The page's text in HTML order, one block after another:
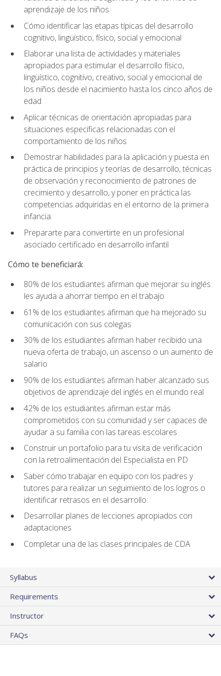
aprendizaje de los niños
Cómo identificar las etapas típicas del desarrollo
cognitivo, lingüístico, físico, social y emocional
Elaborar una lista de actividades y materiales
apropiados para estimular el desarrollo físico,
lingüístico, cognitivo, creativo, social y emocional de
los niños desde el nacimiento hasta los cinco años de
edad
Aplicar técnicas de orientación apropiadas para
situaciones específicas relacionadas con el
comportamiento de los niños
Demostrar habilidades para la aplicación y puesta en
práctica de principios y teorías de desarrollo, técnicas
de observación y reconocimiento de patrones de
crecimiento y desarrollo, y poner en práctica las
competencias adquiridas en el entorno de la primera
infancia.
Prepararte para convertirte en un profesional
asociado certificado en desarrollo infantil
Cómo te beneficiará:
80% de los estudiantes afirman que mejorar su inglés
les ayuda a ahorrar tiempo en el trabajo
61% de los estudiantes afirman que ha mejorado su
comunicación con sus colegas
30% de los estudiantes afirman haber recibido una
nueva oferta de trabajo, un ascenso o un aumento de
salario
90% de los estudiantes afirman haber alcanzado sus
objetivos de aprendizaje del inglés en el mundo real
42% de los estudiantes afirman estar más
comprometidos con su comunidad y ser capaces de
ayudar a su familia con las tareas escolares
Construir un portafolio para tu visita de verificación
con la retroalimentación del Especialista en PD
Saber cómo trabajar en equipo con los padres y
tutores para realizar un seguimiento de los logros o
identificar retrasos en el desarrollo.
Desarrollar planes de lecciones apropiados con
adaptaciones
Completar una de las clases principales de CDA
Syllabus
Requirements
Instructor
FAQs